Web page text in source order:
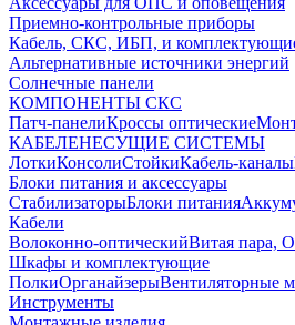
Приемно-контрольные приборы
Кабель, СКС, ИБП, и
Альтернативные источники энергий
Солнечные панели
КОМПОНЕНТЫ СКС
Патч-панелиКроссы оптические
КАБЕЛЕНЕСУЩИЕ СИСТЕМЫ
ЛоткиКонсолиСтойкиКабель-каналы
Блоки питания и аксессуары
СтабилизаторыБлоки питания
Кабели
Волоконно-оптическийВитая пара,
Шкафы и комплектующие
ПолкиОрганайзерыВентиляторные
Инструменты